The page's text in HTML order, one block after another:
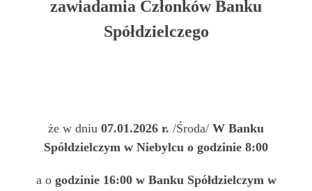
zawiadamia Członków Banku
Spółdzielczego
że w dniu 07.01.2026 r. /Środa/ W Banku
Spółdzielczym w Niebylcu o godzinie 8:00
a o godzinie 16:00 w Banku Spółdzielczym w